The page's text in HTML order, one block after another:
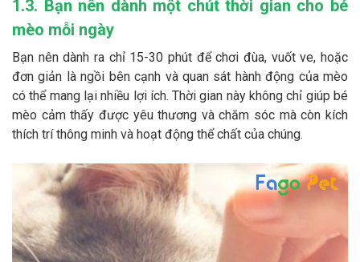
1.3. Bạn nên dành một chút thời gian cho bé
mèo mỗi ngày
Bạn nên dành ra chỉ 15-30 phút để chơi đùa, vuốt ve, hoặc
đơn giản là ngồi bên cạnh và quan sát hành động của mèo
có thể mang lại nhiều lợi ích. Thời gian này không chỉ giúp bé
mèo cảm thấy được yêu thương và chăm sóc mà còn kích
thích trí thông minh và hoạt động thể chất của chúng.